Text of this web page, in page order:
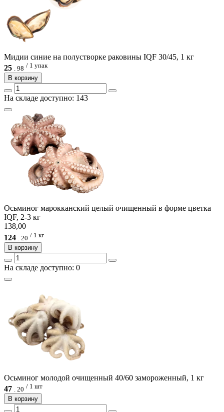
Мидии синие на полустворке раковины IQF 30/45, 1 кг
25 . 98 / 1 упак
В корзину
На складе доступно: 143
Осьминог марокканский целый очищенный в форме цветка
IQF, 2-3 кг
138,00
124
20 / 1 кг
В корзину
На складе доступно: 0
Осьминог молодой очищенный 40/60 замороженный, 1 кг
47 . 20 / 1 шт
В корзину